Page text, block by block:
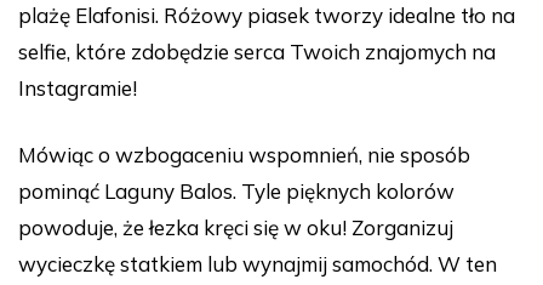
plażę Elafonisi. Różowy piasek tworzy idealne tło na
selfie, które zdobędzie serca Twoich znajomych na
Instagramie!
Mówiąc o wzbogaceniu wspomnień, nie sposób
pominąć Laguny Balos. Tyle pięknych kolorów
powoduje, że łezka kręci się w oku! Zorganizuj
wycieczkę statkiem lub wynajmij samochód. W ten